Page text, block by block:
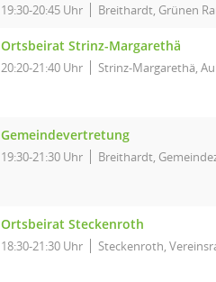
19:30-20:45 Uhr Breithardt, Grünen
Ortsbeirat Strinz-Margarethä
20:20-21:40 Uhr Strinz-Margarethä,
Gemeindevertretung
19:30-21:30 Uhr Breithardt,
Ortsbeirat Steckenroth
18:30-21:30 Uhr Steckenroth,